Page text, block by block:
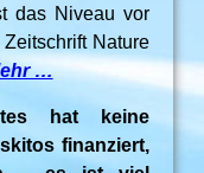
das Niveau vor
Nature
…
hat keine
finanziert,